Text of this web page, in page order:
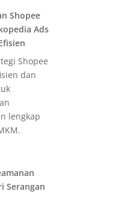
Shopee
Ads
Shopee
dan
lengkap
Serangan